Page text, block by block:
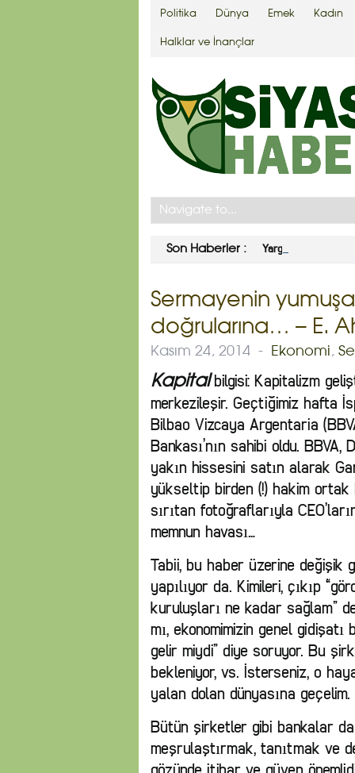
Politika Dünya Emek Kadın
Halklar ve İnançlar
Son Haberler : Yargıtay’dan Ahmet
Sermayenin
doğrularına… – E.
Kasım 24, 2014 - Ekonomi,
Kapitalbilgisi: Kapitalizm
merkezileşir. Geçtiğimiz hafta
Bilbao Vizcaya Argentaria
Bankası’nın sahibi oldu. BBVA,
yakın hissesini satın alarak
yükseltip birden (!) hakim ortak
sırıtan fotoğraflarıyla
memnun havası…
Tabii, bu haber üzerine değişik
yapılıyor da. Kimileri, çıkıp
kuruluşları ne kadar sağlam”
mı, ekonomimizin genel
gelir miydi” diye soruyor. Bu
bekleniyor, vs. İsterseniz, o
yalan dolan dünyasına geçelim.
Bütün şirketler gibi bankalar da
meşrulaştırmak, tanıtmak ve